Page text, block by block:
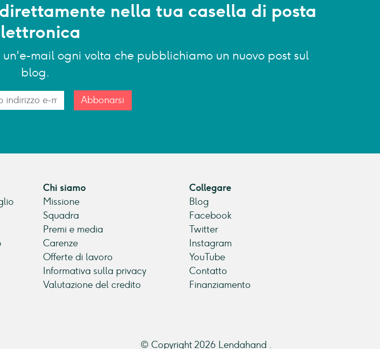
nella tua casella di posta
mail ogni volta che pubblichiamo un nuovo post sul
blog.
Abbonarsi
Chi siamo
Missione
Squadra
Premi e media
Carenze
Offerte di lavoro
Informativa sulla privacy
Valutazione del credito
Collegare
Blog
Facebook
Twitter
Instagram
YouTube
Contatto
Finanziamento
© Copyright 2026 Lendahand .